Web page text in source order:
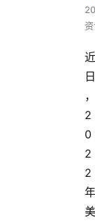
近
日
，
2
0
2
2
年
美